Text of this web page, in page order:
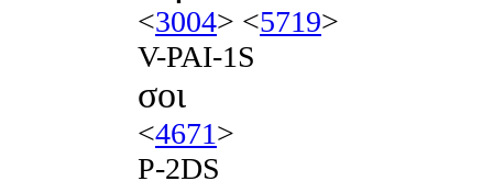
<3004> <5719>
V-PAI-1S
σοι
<4671>
P-2DS